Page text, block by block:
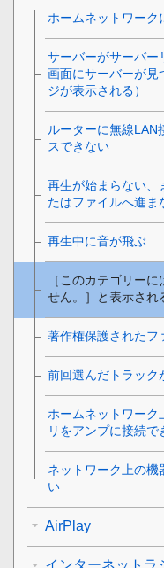
ホームネットワーク
サーバーがサーバー
画面にサーバーが見
ジが表示される）
ルーターに無線LAN
スできない
再生が始まらない、
たはファイルへ進ま
再生中に音が飛ぶ
［ このカテゴリーに
せん。
］と表示され
著作権保護されたフ
前回選んだトラック
ホームネットワーク
リをアンプに接続で
ネットワーク上の機
い
AirPlay
インターネットラ